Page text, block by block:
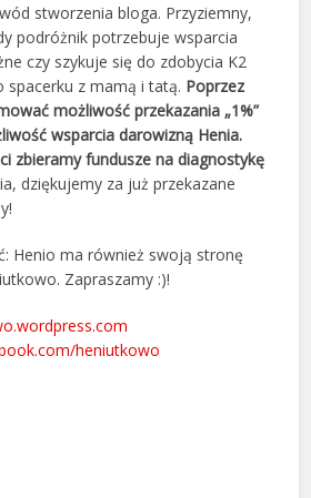
stworzenia bloga. Przyziemny,
podróżnik potrzebuje wsparcia
czy szykuje się do zdobycia K2
spacerku z mamą i tatą. Poprzez
możliwość przekazania „1%”
wsparcia darowizną Henia.
zbieramy fundusze na diagnostykę
dziękujemy za już przekazane
Henio ma również swoją stronę
Zapraszamy :)!
heniutkowo